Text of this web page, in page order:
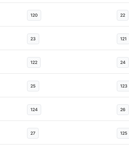
120 22
23 121
122 24
25 123
124 26
27 125